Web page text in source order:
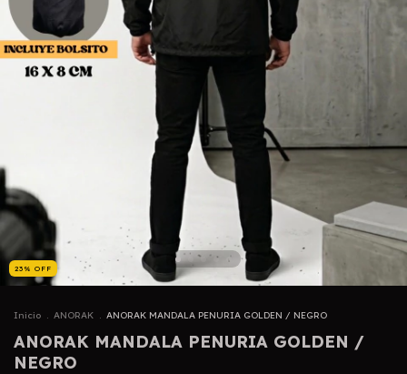
23 % OFF
Inicio . ANORAK . ANORAK MANDALA PENURIA GOLDEN / NEGRO
ANORAK MANDALA PENURIA GOLDEN /
NEGRO